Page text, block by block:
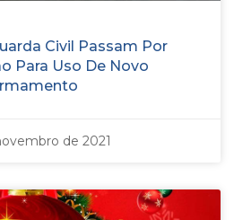
Civil Passam Por
Para Uso De Novo
de 2021